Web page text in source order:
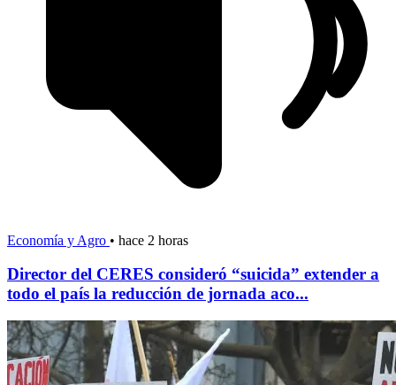
Economía y Agro • hace 2 horas
Director del CERES consideró “suicida” extender a
todo el país la reducción de jornada aco...